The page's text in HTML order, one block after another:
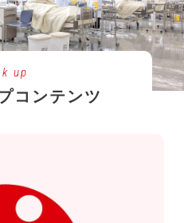
up
コンテンツ